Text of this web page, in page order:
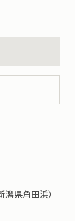
県角田浜）